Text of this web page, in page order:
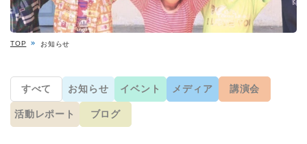
TOP お知らせ
すべて お知らせ イベント メディア 講演会
活動レポート ブログ